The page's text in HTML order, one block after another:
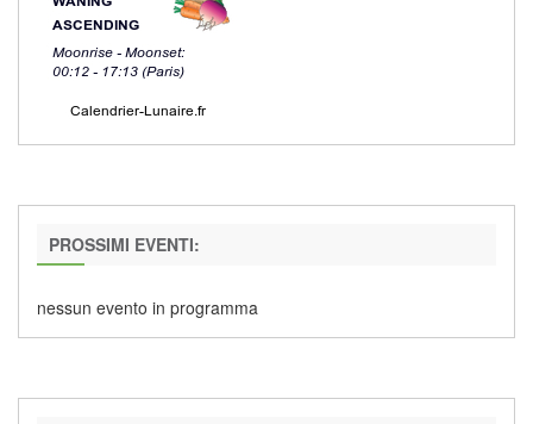
PROSSIMI EVENTI:
nessun evento in programma